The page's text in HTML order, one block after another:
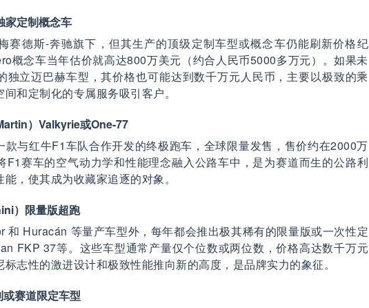
家定制概念车
赛德斯-奔驰旗下，但其生产的顶级定制车型或概念车仍能刷新价格纪
概念车当年估价就高达800万美元（约合人民币5000多万元）。如果未
独立迈巴赫车型，其价格也可能达到数千万元人民币，主要以极致的乘
和定制化的专属服务吸引客户。
）Valkyrie或One-77
款与红牛F1车队合作开发的终极跑车，全球限量发售，售价约在2000万
F1赛车的空气动力学和性能理念融入公路车中，是为赛道而生的公路利
，使其成为收藏家追逐的对象。
）限量版超跑
和 Huracán 等量产车型外，每年都会推出极其稀有的限量版或一次性定
FKP 37等。这些车型通常产量仅个位数或两位数，价格高达数千万元
志性的激进设计和极致性能推向新的高度，是品牌实力的象征。
赛道限定车型